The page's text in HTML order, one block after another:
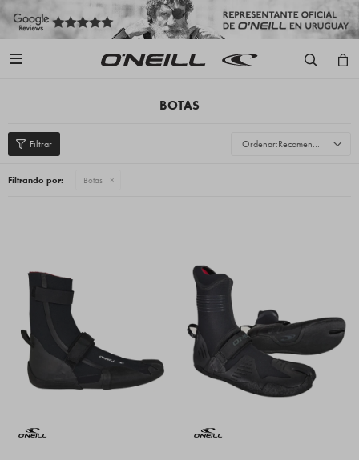

BOTAS
Recomendados
Filtrando por: Botas